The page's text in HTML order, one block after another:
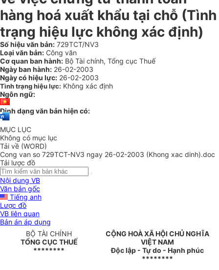
hàng hoá xuất khẩu tại chỗ (Tình
trạng hiệu lực không xác định)
Số hiệu văn bản: 729TCT/NV3
Loại văn bản: Công văn
Cơ quan ban hành: Bộ Tài chính, Tổng cục Thuế
Ngày ban hành: 26-02-2003
Ngày có hiệu lực: 26-02-2003
Tình trạng hiệu lực: Không xác định
Ngôn ngữ:
Định dạng văn bản hiện có:
MỤC LỤC
Không có mục lục
Tải về (WORD)
Cong van so 729TCT-NV3 ngay 26-02-2003 (Khong xac dinh).doc
Tải lược đồ
Nội dung VB
Văn bản gốc
Tiếng anh
Lược đồ
VB liên quan
Bản án áp dụng
BỘ TÀI CHÍNH
TỔNG CỤC THUẾ
********
CỘNG HOÀ XÃ HỘI CHỦ NGHĨA
VIỆT NAM
Độc lập - Tự do - Hạnh phúc
********